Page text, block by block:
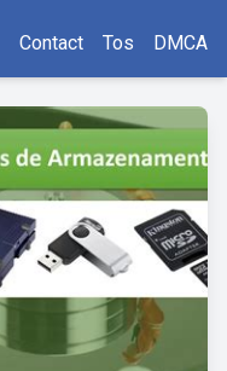
Contact Tos DMCA